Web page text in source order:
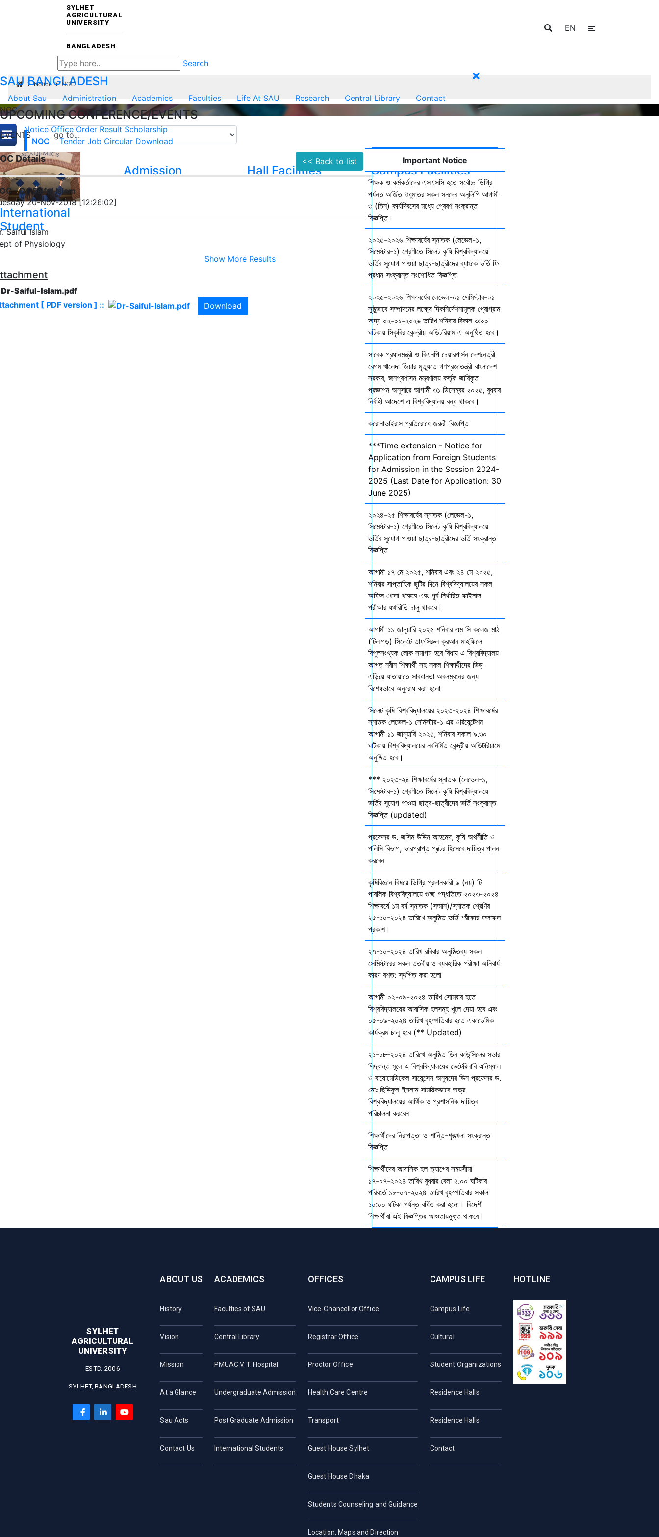
SYLHET
AGRICULTURAL
UNIVERSITY
BANGLADESH
EN
Search
SAU BANGLADESH
About Sau Administration Academics Faculties Life At SAU Research Central Library Contact
UPCOMING CONFERENCE/EVENTS
EVENTS
International
Student
Admission Hall Facilities Campus Facilities
Show More Results
Notice NOC
NOC
Notice Office Order Result Scholarship
NOC
Tender Job Circular Download
Details << Back to list
- Dr. Saiful Islam
20-Nov-2018 [12:26:02]
Saiful Islam
of Physiology
Dr-Saiful-Islam.pdf
[ PDF version ] ::
Download
Important Notice
শিক্ষক ও কর্মকর্তাদের এসএসসি হতে সর্বোচ্চ ডিগ্রি
পর্যন্ত অর্জিত শুধুমাত্র সকল সনদের অনুলিপি আগামী
৩ (তিন) কার্যদিবসের মধ্যে প্রেরণ সংক্রান্ত
বিজ্ঞপ্তি।
২০২৫-২০২৬ শিক্ষাবর্ষের স্নাতক (লেভেল-১,
সিমেস্টার-১) শ্রেণীতে সিলেট কৃষি বিশ্ববিদ্যালয়ে
ভর্তির সুযোগ পাওয়া ছাত্র-ছাত্রীদের ব্যাংকে ভর্তি ফি
প্রধান সংক্রান্ত সংশোধিত বিজ্ঞপ্তি
২০২৫-২০২৬ শিক্ষাবর্ষের লেভেল-০১ সেমিস্টার-০১
সুষ্ঠুভাবে সম্পাদনের লক্ষ্যে দিকনির্দেশনামূলক প্রোগ্রাম
অদ্য ০২-০১-২০২৬ তারিখ শনিবার বিকাল ৩:০০
ঘটিকায় সিকৃবির কেন্দ্রীয় অডিটরিয়াম এ অনুষ্ঠিত হবে।
সাবেক প্রধানমন্ত্রী ও বিএনপি চেয়ারপার্সন দেশনেত্রী
বেগম খালেদা জিয়ার মৃত্যুতে গণপ্রজাতন্ত্রী বাংলাদেশ
সরকার, জনপ্রশাসন মন্ত্রণালয় কর্তৃক জারিকৃত
প্রজ্ঞাপন অনুসারে আগামী ৩১ ডিসেম্বর ২০২৫, বুধবার
নির্বাহী আদেশে এ বিশ্ববিদ্যালয় বন্ধ থাকবে।
করোনাভাইরাস প্রতিরোধে জরুরী বিজ্ঞপ্তি
***Time extension - Notice for
Application from Foreign Students
for Admission in the Session 2024-
2025 (Last Date for Application: 30
June 2025)
২০২৪-২৫ শিক্ষাবর্ষের স্নাতক (লেভেল-১,
সিমেস্টার-১) শ্রেণীতে সিলেট কৃষি বিশ্ববিদ্যালয়ে
ভর্তির সুযোগ পাওয়া ছাত্র-ছাত্রীদের ভর্তি সংক্রান্ত
বিজ্ঞপ্তি
আগামী ১৭ মে ২০২৫, শনিবার এবং ২৪ মে ২০২৫,
শনিবার সাপ্তাহিক ছুটির দিনে বিশ্ববিদ্যালয়ের সকল
অফিস খোলা থাকবে এবং পূর্ব নির্ধারিত ফাইনাল
পরীক্ষার যথারীতি চালু থাকবে।
আগামী ১১ জানুয়ারি ২০২৫ শনিবার এম সি কলেজ মাঠ
(টিলাগড়) সিলেটে তাফসিরুল কুরআন মাহফিলে
বিপুলসংখ্যক লোক সমাগম হবে বিধায় এ বিশ্ববিদ্যালয়
আগত নবীন শিক্ষার্থী সহ সকল শিক্ষার্থীদের ভিড়
এড়িয়ে যাতায়াতে সাবধানতা অবলম্বনের জন্য
বিশেষভাবে অনুরোধ করা হলো
সিলেট কৃষি বিশ্ববিদ্যালয়ের ২০২৩-২০২৪ শিক্ষাবর্ষের
স্নাতক লেভেল-১ সেমিস্টার-১ এর ওরিয়েন্টেশন
আগামী ১১ জানুয়ারি ২০২৫, শনিবার সকাল ৯.৩০
ঘটিকায় বিশ্ববিদ্যালয়ের নবনির্মিত কেন্দ্রীয় অডিটরিয়ামে
অনুষ্ঠিত হবে।
*** ২০২৩-২৪ শিক্ষাবর্ষের স্নাতক (লেভেল-১,
সিমেস্টার-১) শ্রেণীতে সিলেট কৃষি বিশ্ববিদ্যালয়ে
ভর্তির সুযোগ পাওয়া ছাত্র-ছাত্রীদের ভর্তি সংক্রান্ত
বিজ্ঞপ্তি (updated)
প্রফেসর ড. জসিম উদ্দিন আহমেদ, কৃষি অর্থনীতি ও
পলিসি বিভাগ, ভারপ্রাপ্ত প্রক্টর হিসেবে দায়িত্ব পালন
করবেন
কৃষিবিজ্ঞান বিষয়ে ডিগ্রি প্রদানকারী ৯ (নয়) টি
পাবলিক বিশ্ববিদ্যালয়ে গুচ্ছ পদ্ধতিতে ২০২৩-২০২৪
শিক্ষাবর্ষে ১ম বর্ষ স্নাতক (সম্মান)/স্নাতক শ্রেণির
২৫-১০-২০২৪ তারিখে অনুষ্ঠিত ভর্তি পরীক্ষার ফলাফল
প্রকাশ।
২৭-১০-২০২৪ তারিখ রবিবার অনুষ্ঠিতব্য সকল
সেমিস্টারের সকল তত্বীয় ও ব্যবহারিক পরীক্ষা অনিবার্য
কারণ বশত: স্থগিত করা হলো
আগামী ০২-০৯-২০২৪ তারিখ সোমবার হতে
বিশ্ববিদ্যালয়ের আবাসিক হলসমূহ খুলে দেয়া হবে এবং
০৫-০৯-২০২৪ তারিখ বৃহস্পতিবার হতে একাডেমিক
কার্যক্রম চালু হবে (** Updated)
২১-০৮-২০২৪ তারিখে অনুষ্ঠিত ডিন কাউন্সিলের সভার
সিদ্ধান্ত মূলে এ বিশ্ববিদ্যালয়ের ভেটেরিনারি এনিম্যাল
ও বায়োমেডিকেল সায়েন্সেস অনুষদের ডিন প্রফেসর ড.
মোঃ ছিদ্দিকুল ইসলাম সাময়িকভাবে অত্র
বিশ্ববিদ্যালয়ের আর্থিক ও প্রশাসনিক দায়িত্ব
পরিচালনা করবেন
শিক্ষার্থীদের নিরাপত্তা ও শান্তি-শৃঙ্খলা সংক্রান্ত
বিজ্ঞপ্তি
শিক্ষার্থীদের আবাসিক হল ত্যাগের সময়সীমা
১৭-০৭-২০২৪ তারিখ বুধবার বেলা ২.০০ ঘটিকার
পরিবর্তে ১৮-০৭-২০২৪ তারিখ বৃহস্পতিবার সকাল
১০:০০ ঘটিকা পর্যন্ত বর্ধিত করা হলো। বিদেশী
শিক্ষার্থীরা এই বিজ্ঞপ্তির আওতায়মুক্ত থাকবে।
SYLHET
AGRICULTURAL
UNIVERSITY
ESTD. 2006
SYLHET, BANGLADESH
ABOUT US
History
Vision
Mission
At a Glance
Sau Acts
Contact Us
ACADEMICS
Faculties of SAU
Central Library
PMUAC V. T. Hospital
Undergraduate Admission
Post Graduate Admission
International Students
OFFICES
Vice-Chancellor Office
Registrar Office
Proctor Office
Health Care Centre
Transport
Guest House Sylhet
Guest House Dhaka
Students Counseling and Guidance
Location, Maps and Direction
CAMPUS LIFE
Campus Life
Cultural
Student Organizations
Residence Halls
Residence Halls
Contact
HOTLINE